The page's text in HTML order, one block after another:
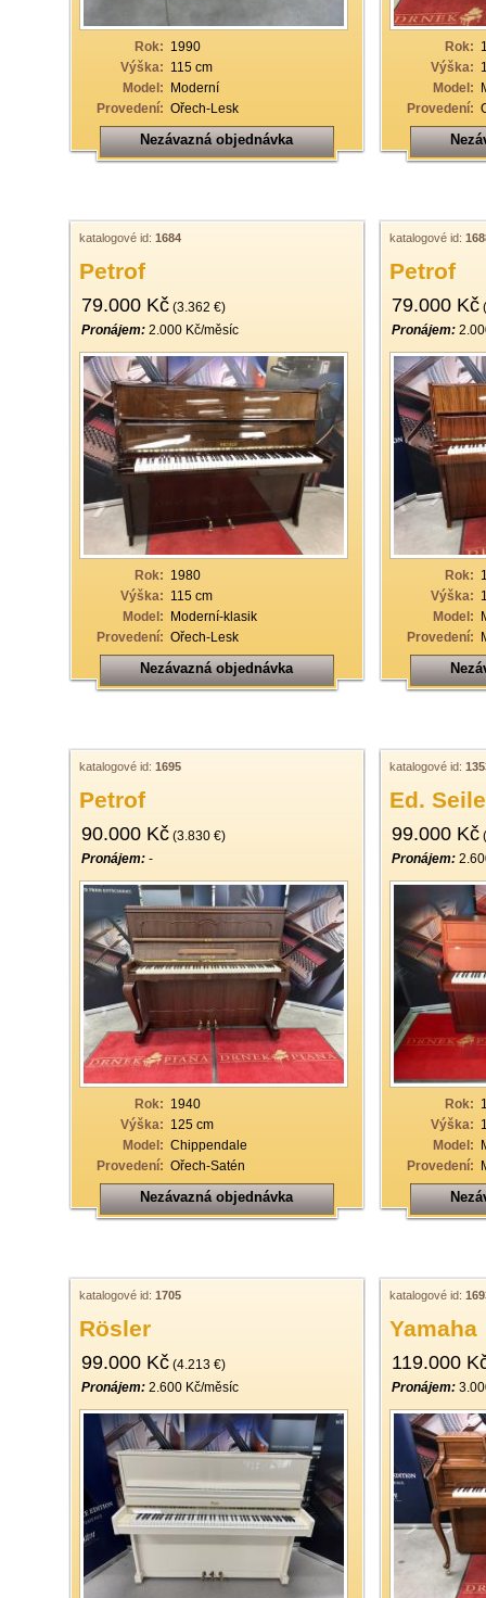
23
24
27
28
29
30
31
32
33
35
39
40
Rok: 1990
Výška: 115 cm
Model: Moderní
Provedení: Ořech-Lesk
Nezávazná objednávka
Rok:
Výška:
Model:
Provedení:
katalogové id: 1684
Petrof
79.000 Kč (3.362 €)
Pronájem: 2.000 Kč/měsíc
Rok: 1980
Výška: 115 cm
Model: Moderní-klasik
Provedení: Ořech-Lesk
Nezávazná objednávka
katalogové id:
Petrof
79.000 Kč
Pronájem:
Rok:
Výška:
Model:
Provedení:
katalogové id: 1695
Petrof
90.000 Kč (3.830 €)
Pronájem: -
Rok: 1940
Výška: 125 cm
Model: Chippendale
Provedení: Ořech-Satén
Nezávazná objednávka
katalogové id:
Ed.
99.000 Kč
Pronájem:
Rok:
Výška:
Model:
Provedení:
katalogové id: 1705
Rösler
99.000 Kč (4.213 €)
Pronájem: 2.600 Kč/měsíc
katalogové id:
Yamaha
119.000
Pronájem: